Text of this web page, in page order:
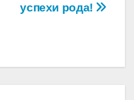
успехи рода!